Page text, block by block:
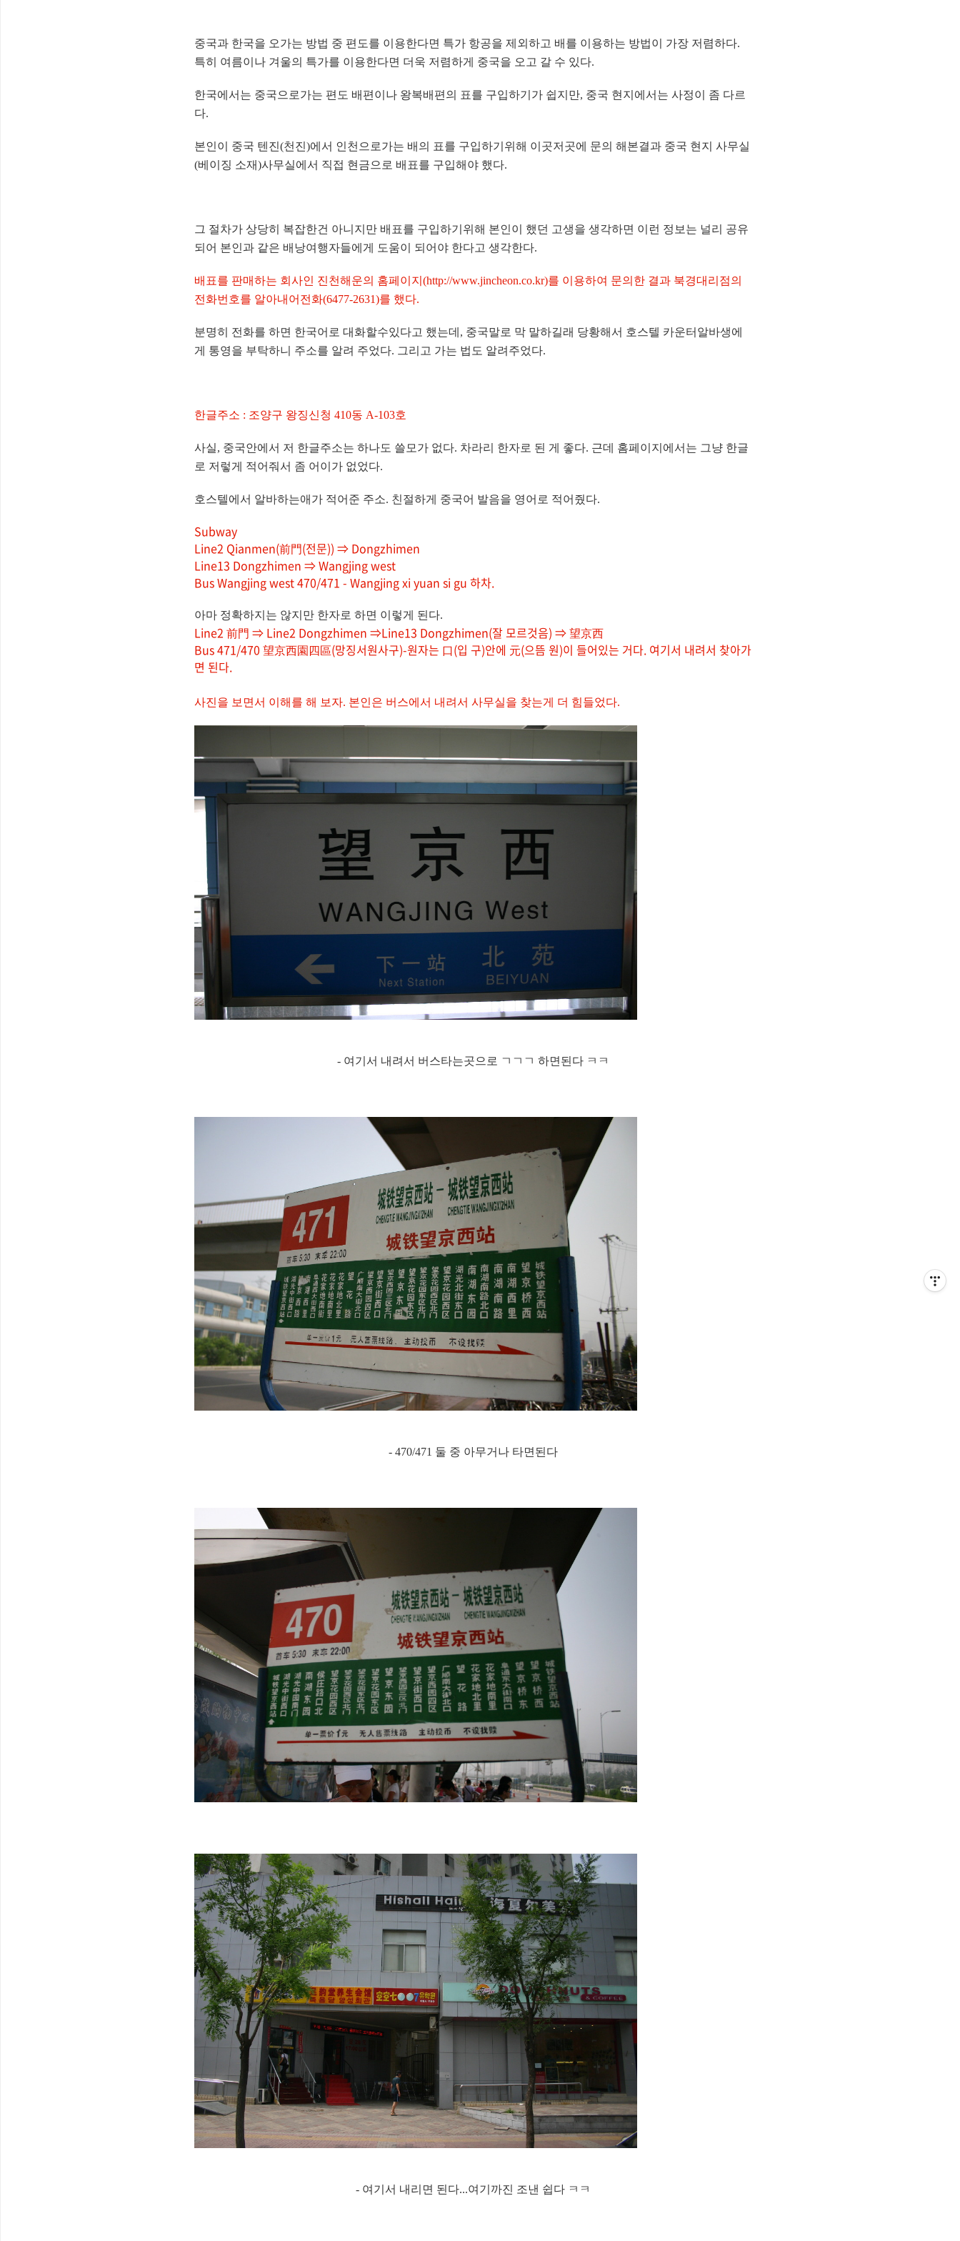
중국과 한국을 오가는 방법 중 편도를 이용한다면 특가 항공을 제외하고 배를 이용하는 방법이 가장 저렴하다.
특히 여름이나 겨울의 특가를 이용한다면 더욱 저렴하게 중국을 오고 갈 수 있다.
한국에서는 중국으로가는 편도 배편이나 왕복배편의 표를 구입하기가 쉽지만, 중국 현지에서는 사정이 좀 다르
다.
본인이 중국 텐진(천진)에서 인천으로가는 배의 표를 구입하기위해 이곳저곳에 문의 해본결과 중국 현지 사무실
(베이징 소재)사무실에서 직접 현금으로 배표를 구입해야 했다.
그 절차가 상당히 복잡한건 아니지만 배표를 구입하기위해 본인이 했던 고생을 생각하면 이런 정보는 널리 공유
되어 본인과 같은 배낭여행자들에게 도움이 되어야 한다고 생각한다.
배표를 판매하는 회사인 진천해운의 홈페이지(http://www.jincheon.co.kr)를 이용하여 문의한 결과 북경대리점의
전화번호를 알아내어전화(6477-2631)를 했다.
분명히 전화를 하면 한국어로 대화할수있다고 했는데, 중국말로 막 말하길래 당황해서 호스텔 카운터알바생에
게 통영을 부탁하니 주소를 알려 주었다. 그리고 가는 법도 알려주었다.
한글주소 : 조양구 왕징신청 410동 A-103호
사실, 중국안에서 저 한글주소는 하나도 쓸모가 없다. 차라리 한자로 된 게 좋다. 근데 홈페이지에서는 그냥 한글
로 저렇게 적어줘서 좀 어이가 없었다.
호스텔에서 알바하는애가 적어준 주소. 친절하게 중국어 발음을 영어로 적어줬다.
Subway
Line2 Qianmen(前門(전문)) ⇒ Dongzhimen
Line13 Dongzhimen ⇒ Wangjing west
Bus Wangjing west 470/471 - Wangjing xi yuan si gu 하차.
아마 정확하지는 않지만 한자로 하면 이렇게 된다.
Line2 前門 ⇒ Line2 Dongzhimen ⇒Line13 Dongzhimen(잘 모르것음) ⇒ 望京西
Bus 471/470 望京西園四區(망징서원사구)-원자는 口(입 구)안에 元(으뜸 원)이 들어있는 거다. 여기서 내려서 찾아가
면 된다.
사진을 보면서 이해를 해 보자. 본인은 버스에서 내려서 사무실을 찾는게 더 힘들었다.
- 여기서 내려서 버스타는곳으로 ㄱㄱㄱ 하면된다 ㅋㅋ
- 470/471 둘 중 아무거나 타면된다
- 여기서 내리면 된다...여기까진 조낸 쉽다 ㅋㅋ